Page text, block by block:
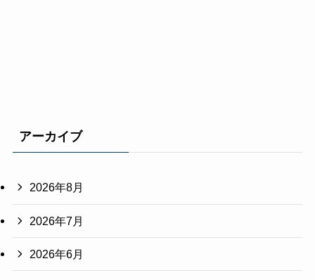
アーカイブ
2026年8月
2026年7月
2026年6月